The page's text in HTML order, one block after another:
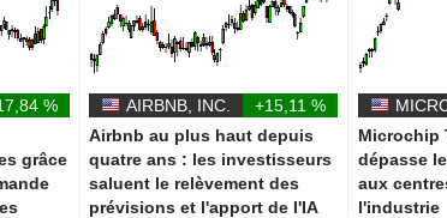
%
grâce
AIRBNB, INC.
+15,11 %
Airbnb au plus haut depuis
quatre ans : les investisseurs
saluent le relèvement des
prévisions et l'apport de l'IA
Microchip
dépasse
aux
l'industrie